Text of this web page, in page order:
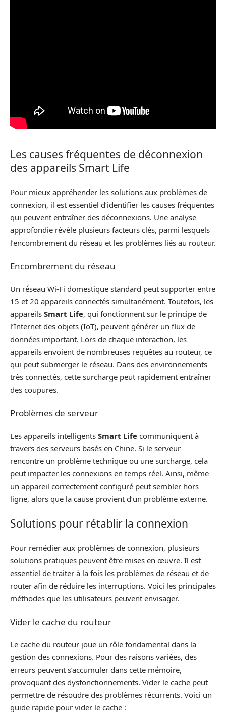
Les causes fréquentes de déconnexion
des appareils Smart Life
Pour mieux appréhender les solutions aux problèmes de
connexion, il est essentiel d’identifier les causes fréquentes
qui peuvent entraîner des déconnexions. Une analyse
approfondie révèle plusieurs facteurs clés, parmi lesquels
l’encombrement du réseau et les problèmes liés au routeur.
Encombrement du réseau
Un réseau Wi-Fi domestique standard peut supporter entre
15 et 20 appareils connectés simultanément. Toutefois, les
appareils Smart Life, qui fonctionnent sur le principe de
l’Internet des objets (IoT), peuvent générer un flux de
données important. Lors de chaque interaction, les
appareils envoient de nombreuses requêtes au routeur, ce
qui peut submerger le réseau. Dans des environnements
très connectés, cette surcharge peut rapidement entraîner
des coupures.
Problèmes de serveur
Les appareils intelligents Smart Life communiquent à
travers des serveurs basés en Chine. Si le serveur
rencontre un problème technique ou une surcharge, cela
peut impacter les connexions en temps réel. Ainsi, même
un appareil correctement configuré peut sembler hors
ligne, alors que la cause provient d’un problème externe.
Solutions pour rétablir la connexion
Pour remédier aux problèmes de connexion, plusieurs
solutions pratiques peuvent être mises en œuvre. Il est
essentiel de traiter à la fois les problèmes de réseau et de
router afin de réduire les interruptions. Voici les principales
méthodes que les utilisateurs peuvent envisager.
Vider le cache du routeur
Le cache du routeur joue un rôle fondamental dans la
gestion des connexions. Pour des raisons variées, des
erreurs peuvent s’accumuler dans cette mémoire,
provoquant des dysfonctionnements. Vider le cache peut
permettre de résoudre des problèmes récurrents. Voici un
guide rapide pour vider le cache :